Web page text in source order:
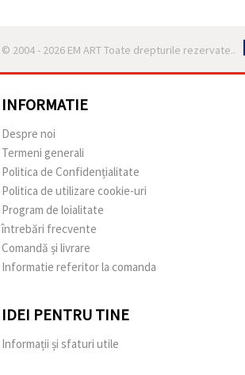
© 2004 - 2026 EM ART Toate drepturile rezervate..
INFORMATIE
Despre noi
Termeni generali
Politica de Confidențialitate
Politica de utilizare cookie-uri
Program de loialitate
întrebări frecvente
Comandă și livrare
Informatie referitor la comanda
IDEI PENTRU TINE
Informații și sfaturi utile